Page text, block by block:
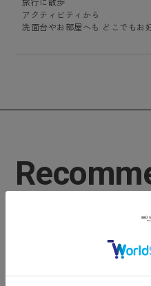
アクティビティから
洗面台やお部屋へも どこでもお